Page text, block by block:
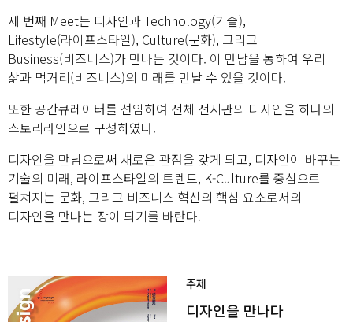
세 번째 Meet는 디자인과 Technology(기술),
Lifestyle(라이프스타일), Culture(문화), 그리고
Business(비즈니스)가 만나는 것이다. 이 만남을 통하여 우리
삶과 먹거리(비즈니스)의 미래를 만날 수 있을 것이다.
또한 공간큐레이터를 선임하여 전체 전시관의 디자인을 하나의
스토리라인으로 구성하였다.
디자인을 만남으로써 새로운 관점을 갖게 되고, 디자인이 바꾸는
기술의 미래, 라이프스타일의 트렌드, K-Culture를 중심으로
펼쳐지는 문화, 그리고 비즈니스 혁신의 핵심 요소로서의
디자인을 만나는 장이 되기를 바란다.
주제
디자인을 만나다